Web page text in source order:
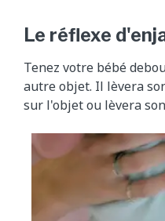
Le réflexe
Tenez votre bébé
autre objet. Il lèvera
sur l'objet ou lèvera